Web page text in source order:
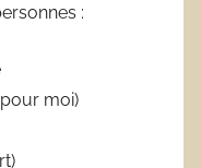
:
moi)